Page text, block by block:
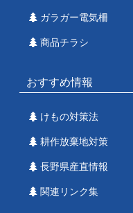
ガラガー電気柵
商品チラシ
おすすめ情報
けもの対策法
耕作放棄地対策
長野県産直情報
関連リンク集